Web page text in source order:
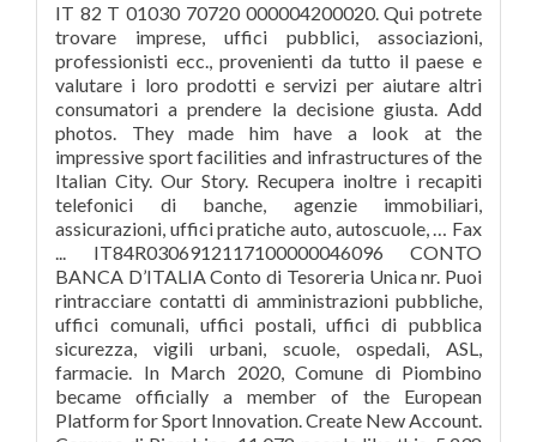
IT 82 T 01030 70720 000004200020. Qui potrete
trovare imprese, uffici pubblici, associazioni,
professionisti ecc., provenienti da tutto il paese e
valutare i loro prodotti e servizi per aiutare altri
consumatori a prendere la decisione giusta. Add
photos. They made him have a look at the
impressive sport facilities and infrastructures of the
Italian City. Our Story. Recupera inoltre i recapiti
telefonici di banche, agenzie immobiliari,
assicurazioni, uffici pratiche auto, autoscuole, … Fax
... IT84R0306912117100000046096 CONTO
BANCA D’ITALIA Conto di Tesoreria Unica nr. Puoi
rintracciare contatti di amministrazioni pubbliche,
uffici comunali, uffici postali, uffici di pubblica
sicurezza, vigili urbani, scuole, ospedali, ASL,
farmacie. In March 2020, Comune di Piombino
became officially a member of the European
Platform for Sport Innovation. Create New Account.